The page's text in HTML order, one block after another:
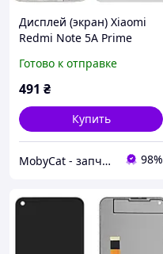
Дисплей (экран) Xiaomi
Redmi Note 5A Prime
тачскрин (белый с
рамкой)
Готово к отправке
491 ₴
Купить
MobyCat - запчасти для мобильных телефонов и планшетов 98%